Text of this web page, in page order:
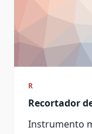
R
Recortador
Instrumento